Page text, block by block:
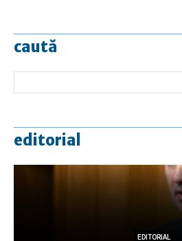
caută
editorial
EDITORIAL
EDITORIAL